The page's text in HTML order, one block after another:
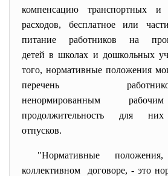
компенсацию транспортных и
расходов, бесплатное или
питание работников на
детей в школах и дошкольных
того, нормативные положения
перечень
ненормированным
продолжительность для
отпусков.
"Нормативные положения,
коллективном договоре, - это